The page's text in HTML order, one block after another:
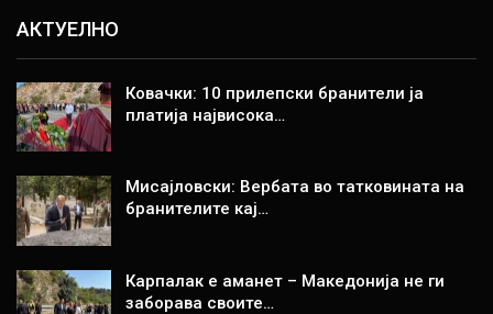
АКТУЕЛНО
Ковачки: 10 прилепски бранители ја
платија највисока…
Мисајловски: Вербата во татковината на
бранителите кај…
Карпалак е аманет – Македонија не ги
заборава своите…